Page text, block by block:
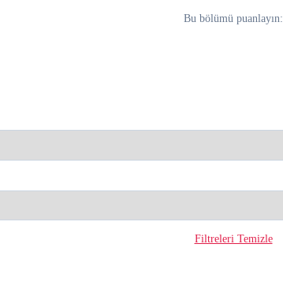
Bu bölümü puanlayın:
Filtreleri Temizle